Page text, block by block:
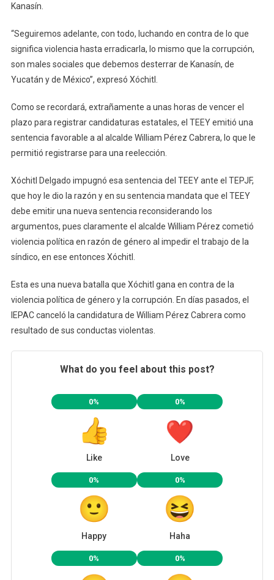
Kanasín.
“Seguiremos adelante, con todo, luchando en contra de lo que
significa violencia hasta erradicarla, lo mismo que la corrupción,
son males sociales que debemos desterrar de Kanasín, de
Yucatán y de México”, expresó Xóchitl.
Como se recordará, extrañamente a unas horas de vencer el
plazo para registrar candidaturas estatales, el TEEY emitió una
sentencia favorable a al alcalde William Pérez Cabrera, lo que le
permitió registrarse para una reelección.
Xóchitl Delgado impugnó esa sentencia del TEEY ante el TEPJF,
que hoy le dio la razón y en su sentencia mandata que el TEEY
debe emitir una nueva sentencia reconsiderando los
argumentos, pues claramente el alcalde William Pérez cometió
violencia política en razón de género al impedir el trabajo de la
síndico, en ese entonces Xóchitl.
Esta es una nueva batalla que Xóchitl gana en contra de la
violencia política de género y la corrupción. En días pasados, el
IEPAC canceló la candidatura de William Pérez Cabrera como
resultado de sus conductas violentas.
What do you feel about this post?
0%
Like
0%
Love
0%
Happy
0%
Haha
0% 0%